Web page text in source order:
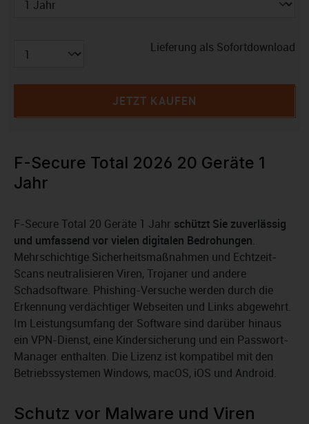
Lieferung als Sofortdownload
JETZT KAUFEN
F-Secure Total 2026 20 Geräte 1
Jahr
F-Secure Total 20 Geräte 1 Jahr schützt Sie zuverlässig
und umfassend vor vielen digitalen Bedrohungen.
Mehrschichtige Sicherheitsmaßnahmen und Echtzeit-
Scans neutralisieren Viren, Trojaner und andere
Schadsoftware. Phishing-Versuche werden durch die
Erkennung verdächtiger Webseiten und Links abgewehrt.
Im Leistungsumfang der Software sind darüber hinaus
ein VPN-Dienst, eine Kindersicherung und ein Passwort-
Manager enthalten. Die Lizenz ist kompatibel mit den
Betriebssystemen Windows, macOS, iOS und Android.
Schutz vor Malware und Viren